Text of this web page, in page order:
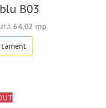
B03
64,02 mp